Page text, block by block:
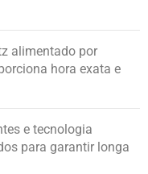
alimentado por
hora exata e
e tecnologia
para garantir longa